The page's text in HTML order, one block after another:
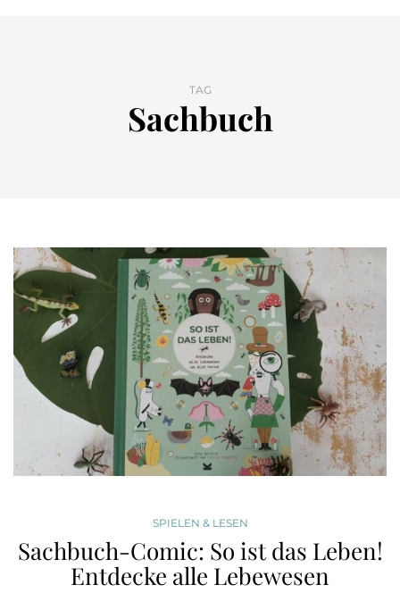
TAG
Sachbuch
SPIELEN & LESEN
Sachbuch-Comic: So ist das Leben!
Entdecke alle Lebewesen